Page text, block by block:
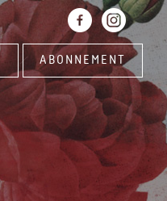
ABONNEMENT